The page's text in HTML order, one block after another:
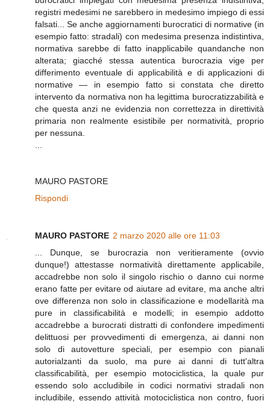
registri medesimi ne sarebbero in medesimo impiego di essi
falsati... Se anche aggiornamenti burocratici di normative (in
esempio fatto: stradali) con medesima presenza indistintiva,
normativa sarebbe di fatto inapplicabile quandanche non
alterata; giacché stessa autentica burocrazia vige per
differimento eventuale di applicabilità e di applicazioni di
normative — in esempio fatto si constata che diretto
intervento da normativa non ha legittima burocratizzabilità e
che questa anzi ne evidenzia non correttezza in direttività
primaria non realmente esistibile per normatività, proprio
per nessuna.
...
MAURO PASTORE
Rispondi
MAURO PASTORE 2 marzo 2020 alle ore 11:03
... Dunque, se burocrazia non veritieramente (ovvio
dunque!) attestasse normatività direttamente applicabile,
accadrebbe non solo il singolo rischio o danno cui norme
erano fatte per evitare od aiutare ad evitare, ma anche altri
ove differenza non solo in classificazione e modellarità ma
pure in classificabilità e modelli; in esempio addotto
accadrebbe a burocrati distratti di confondere impedimenti
delittuosi per provvedimenti di emergenza, ai danni non
solo di autovetture speciali, per esempio con pianali
autorialzanti da suolo, ma pure ai danni di tutt'altra
classificabilità, per esempio motociclistica, la quale pur
essendo solo accludibile in codici normativi stradali non
includibile, essendo attività motociclistica non contro, fuori